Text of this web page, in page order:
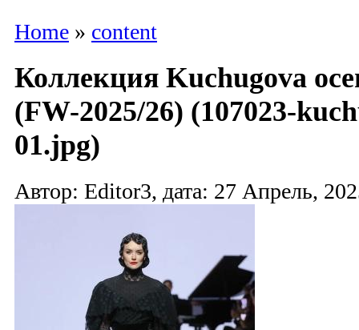
Home » content
Коллекция Kuchugova
(FW-2025/26) (107023-
01.jpg)
Автор: Editor3, дата: 27 Апрель,